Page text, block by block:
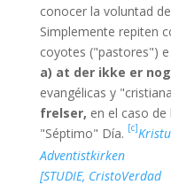
conocer la voluntad
Simplemente repiten
coyotes ("pastores")
a) at der ikke er
evangélicas y
frelser, en el caso
"Séptimo" Día. [c]
Adventistkirken
[STUDIE, CristoVerdad